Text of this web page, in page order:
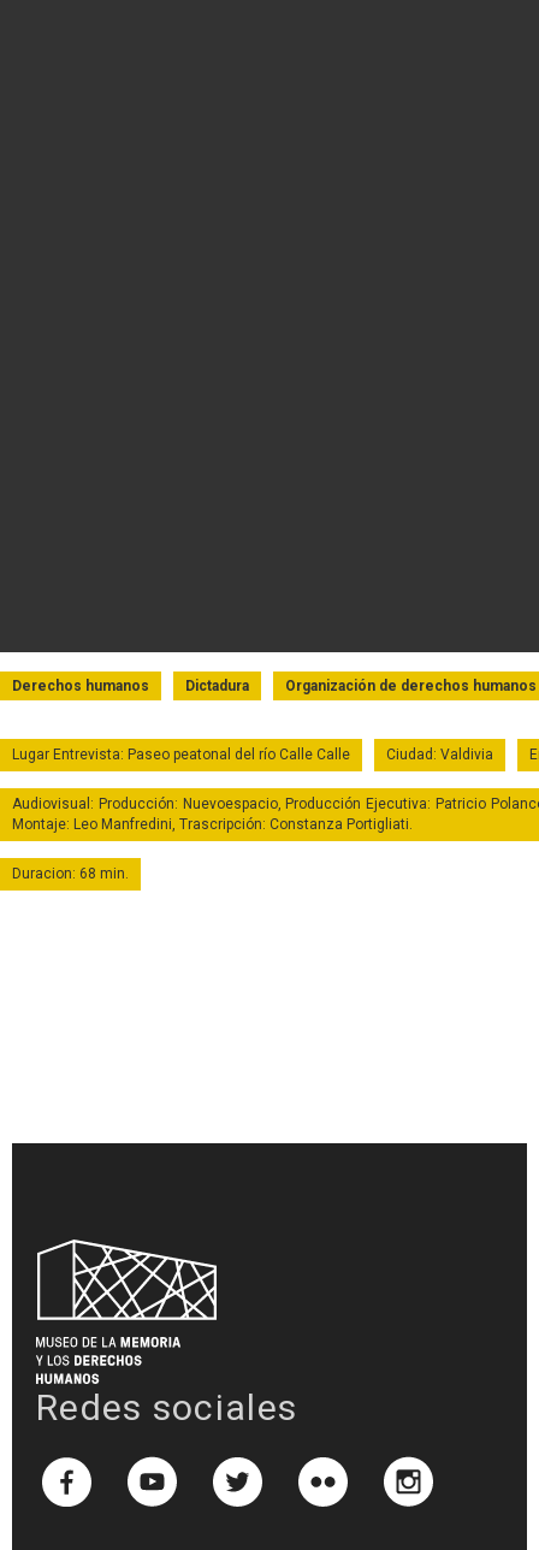
Derechos humanos Dictadura Organización de derechos humanos
Lugar Entrevista: Paseo peatonal del río Calle Calle Ciudad: Valdivia
Audiovisual: Producción: Nuevoespacio, Producción Ejecutiva: Patricio
Montaje: Leo Manfredini, Trascripción: Constanza Portigliati.
Duracion: 68 min.
Redes sociales